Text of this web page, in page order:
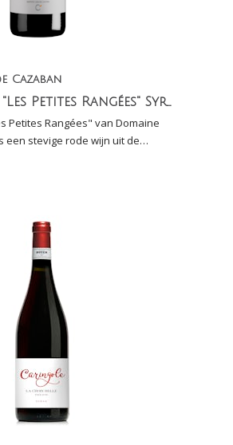
Cazaban
Cabardes "Les Petites Rangées" Syrah Merlot
Petites Rangées" van Domaine
een stevige rode wijn uit de
van Syrah en Merlot (bio-